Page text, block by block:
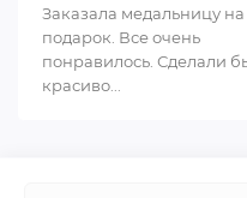
Заказала медальницу на
подарок. Все очень
понравилось. Сделали
красиво...